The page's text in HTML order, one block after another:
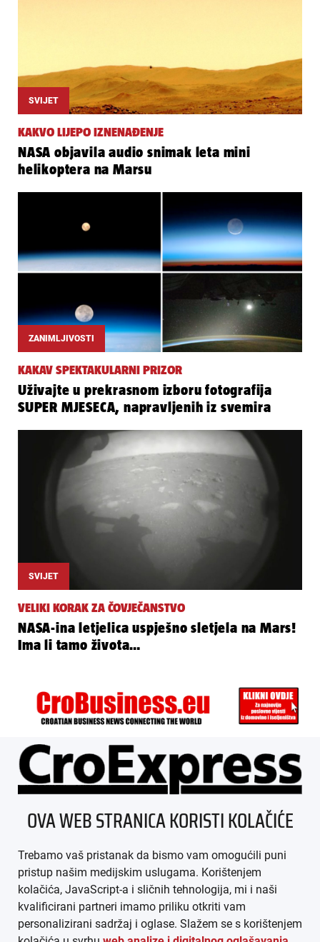
SVIJET
KAKVO LIJEPO IZNENAĐENJE
NASA objavila audio snimak leta mini
helikoptera na Marsu
ZANIMLJIVOSTI
KAKAV SPEKTAKULARNI PRIZOR
Uživajte u prekrasnom izboru fotografija
SUPER MJESECA, napravljenih iz svemira
SVIJET
VELIKI KORAK ZA ČOVJEČANSTVO
NASA-ina letjelica uspješno sletjela na Mars!
Ima li tamo života…
ÜBER UNS
IMPRESSUM
AGB
DATENSCHUTZ
MEDIADATEN
OVA WEB STRANICA KORISTI KOLAČIĆE
Trebamo vaš pristanak da bismo vam omogućili puni
pristup našim medijskim uslugama. Korištenjem
kolačića, JavaScript-a i sličnih tehnologija, mi i naši
kvalificirani partneri imamo priliku otkriti vam
personalizirani sadržaj i oglase. Slažem se s korištenjem